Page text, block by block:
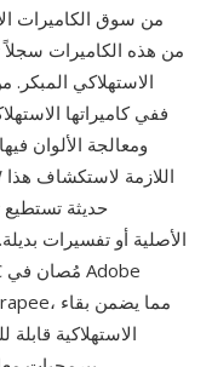
الاستهلاكي المبكر.
العملية نقطة قوة أخرى: فدعم صيغة KDC مُصان في Adobe